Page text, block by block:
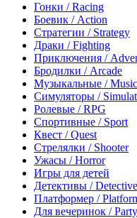
Гонки / Racing
Боевик / Action
Стратегии / Strategy
Драки / Fighting
Приключения /
Бродилки / Arcade
Музыкальные / Music
Симуляторы /
Ролевые / RPG
Спортивные / Sport
Квест / Quest
Стрелялки / Shooter
Ужасы / Horror
Игры для детей
Детективы / Detective
Платформер /
Для вечеринок / Party